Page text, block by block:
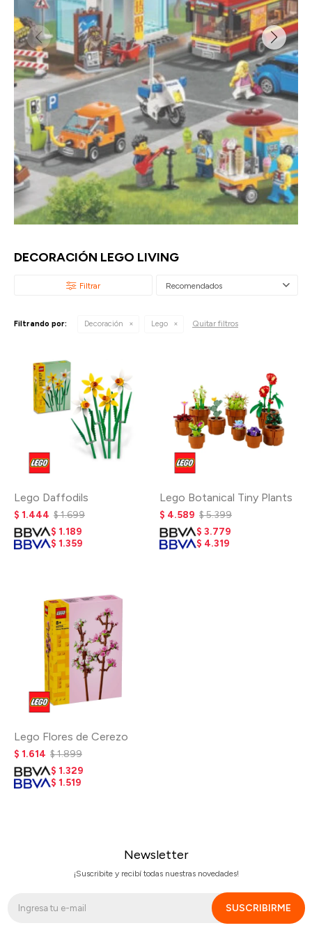
DECORACIÓN LEGO LIVING
Recomendados
Filtrando por: Decoración Lego Quitar filtros
Lego Daffodils
$ 1.444 $1.699
$ 1.189
$ 1.359
Lego Botanical Tiny Plants
$ 4.589 $5.399
$ 3.779
$ 4.319
Lego Flores de Cerezo
$ 1.614 $1.899
$ 1.329
$ 1.519
Newsletter
¡Suscribite y recibí todas nuestras novedades!
SUSCRIBIRME